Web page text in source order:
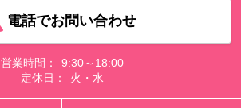
電話でお問い合わせ
営業時間：
9:30～18:00
定休日：
火・水